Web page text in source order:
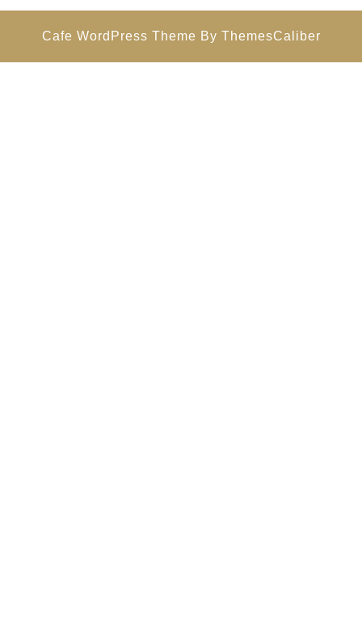
Cafe WordPress Theme By ThemesCaliber